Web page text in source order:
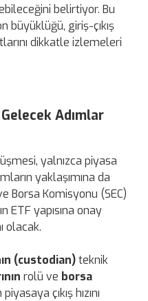
belirtiyor. Bu
büyüklüğü, giriş-çıkış
dikkatle izlemeleri
Adımlar
yalnızca piyasa
yaklaşımına da
Borsa Komisyonu (SEC)
ETF yapısına onay
olacak.
(custodian)teknik
rolü ve borsa
çıkış hızını